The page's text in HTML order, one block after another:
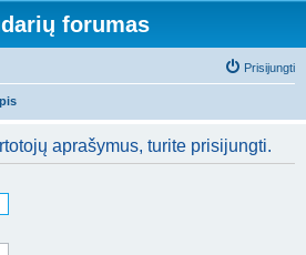
forumas
Prisijungti
aprašymus, turite prisijungti.